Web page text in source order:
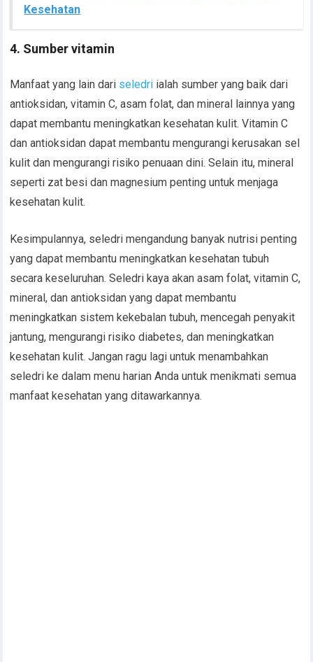
Kesehatan
4. Sumber vitamin
Manfaat yang lain dari seledri ialah sumber yang baik dari
antioksidan, vitamin C, asam folat, dan mineral lainnya yang
dapat membantu meningkatkan kesehatan kulit. Vitamin C
dan antioksidan dapat membantu mengurangi kerusakan sel
kulit dan mengurangi risiko penuaan dini. Selain itu, mineral
seperti zat besi dan magnesium penting untuk menjaga
kesehatan kulit.
Kesimpulannya, seledri mengandung banyak nutrisi penting
yang dapat membantu meningkatkan kesehatan tubuh
secara keseluruhan. Seledri kaya akan asam folat, vitamin C,
mineral, dan antioksidan yang dapat membantu
meningkatkan sistem kekebalan tubuh, mencegah penyakit
jantung, mengurangi risiko diabetes, dan meningkatkan
kesehatan kulit. Jangan ragu lagi untuk menambahkan
seledri ke dalam menu harian Anda untuk menikmati semua
manfaat kesehatan yang ditawarkannya.